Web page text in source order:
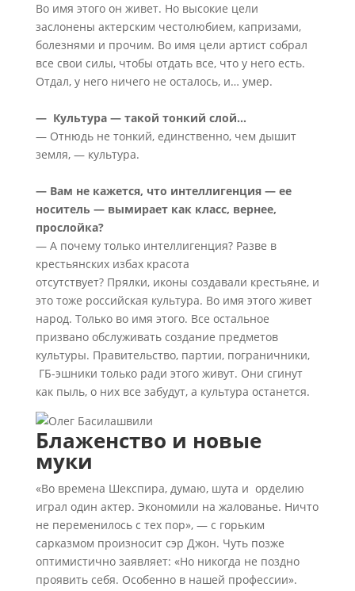
Во имя этого он живет. Но высокие цели
заслонены актерским честолюбием, капризами,
болезнями и прочим. Во имя цели артист собрал
все свои силы, чтобы отдать все, что у него есть.
Отдал, у него ничего не осталось, и… умер.
— Культура — такой тонкий слой…
— Отнюдь не тонкий, единственно, чем дышит
земля, — культура.
— Вам не кажется, что интеллигенция — ее
носитель — вымирает как класс, вернее,
прослойка?
— А почему только интеллигенция? Разве в
крестьянских избах красота
отсутствует? Прялки, иконы создавали крестьяне, и
это тоже российская культура. Во имя этого живет
народ. Только во имя этого. Все остальное
призвано обслуживать создание предметов
культуры. Правительство, партии, пограничники,
ГБ-эшники только ради этого живут. Они сгинут
как пыль, о них все забудут, а культура останется.
Блаженство и новые
муки
«Во времена Шекспира, думаю, шута и орделию
играл один актер. Экономили на жалованье. Ничто
не переменилось с тех пор», — с горьким
сарказмом произносит сэр Джон. Чуть позже
оптимистично заявляет: «Но никогда не поздно
проявить себя. Особенно в нашей профессии».